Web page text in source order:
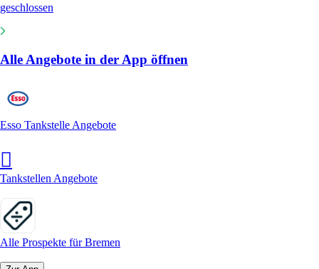
geschlossen
Alle Angebote in der App öffnen
Esso Tankstelle Angebote
Tankstellen Angebote
Alle Prospekte für Bremen